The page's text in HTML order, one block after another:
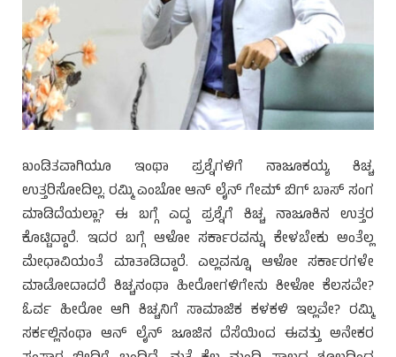
ಖಂಡಿತವಾಗಿಯೂ ಇಂಥಾ ಪ್ರಶ್ನೆಗಳಿಗೆ ನಾಜೂಕಯ್ಯ ಕಿಚ್ಚ
ಉತ್ತರಿಸೋದಿಲ್ಲ. ರಮ್ಮಿ ಎಂಬೋ ಆನ್ ಲೈನ್ ಗೇಮ್ ಬಿಗ್ ಬಾಸ್ ಸಂಗ
ಮಾಡಿದೆಯಲ್ಲಾ? ಈ ಬಗ್ಗೆ ಎದ್ದ ಪ್ರಶ್ನೆಗೆ ಕಿಚ್ಚ ನಾಜೂಕಿನ ಉತ್ತರ
ಕೊಟ್ಟಿದ್ದಾರೆ. ಇದರ ಬಗ್ಗೆ ಆಳೋ ಸರ್ಕಾರವನ್ನು ಕೇಳಬೇಕು ಅಂತೆಲ್ಲ
ಮೇಧಾವಿಯಂತೆ ಮಾತಾಡಿದ್ದಾರೆ. ಎಲ್ಲವನ್ನೂ ಆಳೋ ಸರ್ಕಾರಗಳೇ
ಮಾಡೋದಾದರೆ ಕಿಚ್ಚನಂಥಾ ಹೀರೋಗಳಿಗೇನು ಕೀಳೋ ಕೆಲಸವೇ?
ಓರ್ವ ಹೀರೋ ಆಗಿ ಕಿಚ್ಚನಿಗೆ ಸಾಮಾಜಿಕ ಕಳಕಳಿ ಇಲ್ಲವೇ? ರಮ್ಮಿ
ಸರ್ಕಲ್ಲಿನಂಥಾ ಆನ್ ಲೈನ್ ಜೂಜಿನ ದೆಸೆಯಿಂದ ಈವತ್ತು ಅನೇಕರ